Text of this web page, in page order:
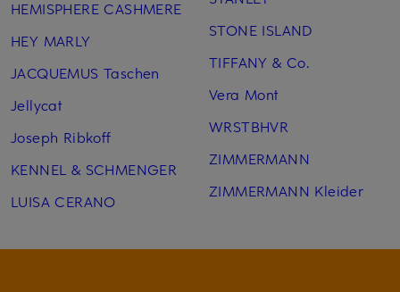
HEMISPHERE CASHMERE
HEY MARLY
JACQUEMUS Taschen
Jellycat
Joseph Ribkoff
KENNEL & SCHMENGER
LUISA CERANO
STONE ISLAND
TIFFANY & Co.
Vera Mont
WRSTBHVR
ZIMMERMANN
ZIMMERMANN Kleider